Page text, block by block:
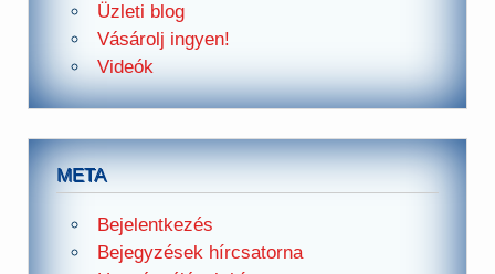
Üzleti blog
Vásárolj ingyen!
Videók
META
Bejelentkezés
Bejegyzések hírcsatorna